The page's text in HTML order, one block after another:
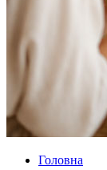
Головна